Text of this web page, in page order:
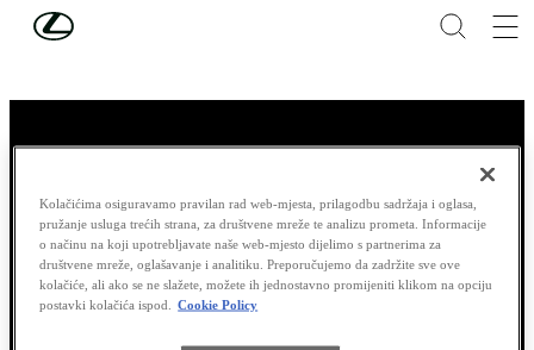
Skip to Main Content
Hvala vam na posjeti
Kolačićima osiguravamo pravilan rad web-mjesta, prilagodbu sadržaja i oglasa,
pružanje usluga trećih strana, za društvene mreže te analizu prometa. Informacije
o načinu na koji upotrebljavate naše web-mjesto dijelimo s partnerima za
društvene mreže, oglašavanje i analitiku. Preporučujemo da zadržite sve ove
kolačiće, ali ako se ne slažete, možete ih jednostavno promijeniti klikom na opciju
postavki kolačića ispod. Cookie Policy